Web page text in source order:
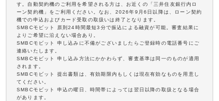
す。自動契約機のご利用を希望される方は、お近くの「三井住友銀行内ロ
ーン契約機」をご利用ください。なお、2026年9月6日以降は、ローン契約
機での申込およびカード受取の取扱いは終了となります。
SMBCモビット 原則24時間最短3分で振込による融資が可能。審査結果に
よりご希望に沿えない場合あり。
SMBCモビット 申し込みに不備がございましたらご登録時の電話番号にご
連絡いたします。
SMBCモビット 申し込み方法にかかわらず、審査基準は同一のものが適用
されます。
SMBCモビット 提出書類は、有効期限内もしくは現在有効なものを用意し
てください。
SMBCモビット 申込の曜日、時間帯によっては翌日以降の取扱となる場合
があります。